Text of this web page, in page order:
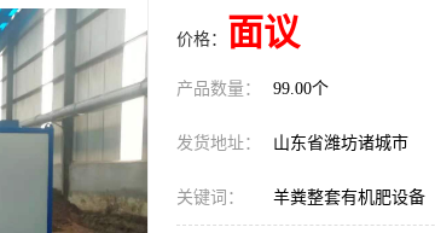
价格： 面议
产品数量： 99.00个
发货地址： 山东省潍坊诸城市
关键词： 羊粪整套有机肥设备